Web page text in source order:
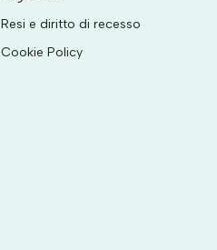
Resi e diritto di recesso
Cookie Policy